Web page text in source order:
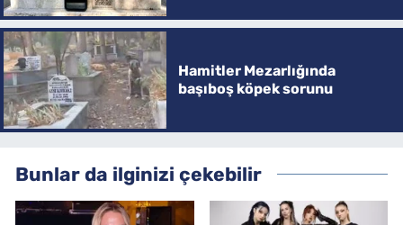
Hamitler Mezarlığında
başıboş köpek sorunu
Bunlar da ilginizi çekebilir